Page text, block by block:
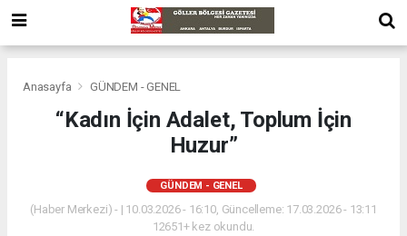
Anasayfa GÜNDEM - GENEL
“Kadın İçin Adalet, Toplum İçin
Huzur”
GÜNDEM - GENEL
(Haber Merkezi) - | 10.03.2026 - 16:10, Güncelleme: 17.03.2026 - 13:11
12651+ kez okundu.